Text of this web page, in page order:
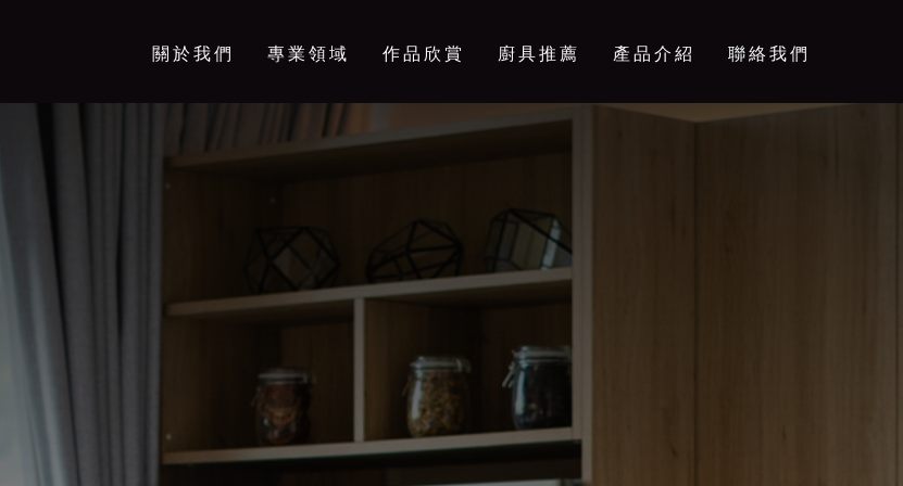
關於我們 專業領域 作品欣賞 廚具推薦 產品介紹 聯絡我們